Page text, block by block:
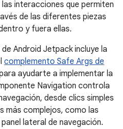
interacciones que permiten
de las diferentes piezas
y fuera ellas.
Android Jetpack incluye la
complemento Safe Args de
ayudarte a implementar la
Navigation controla
desde clics simples
más complejos, como las
lateral de navegación.